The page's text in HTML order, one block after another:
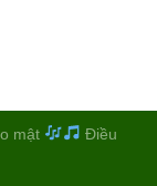
mật
Điều